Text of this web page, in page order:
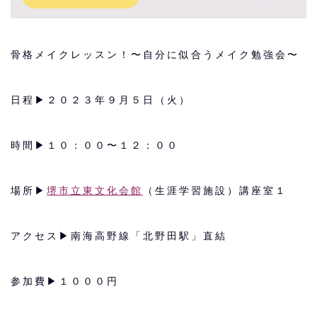
骨格メイクレッスン！〜自分に似合うメイク勉強会〜
日程▶︎２０２３年９月５日（火）
時間▶︎１０：００〜１２：００
場所▶︎ 堺市立東文化会館 （生涯学習施設）講座室１
アクセス▶︎南海高野線「北野田駅」直結
参加費▶︎１０００円